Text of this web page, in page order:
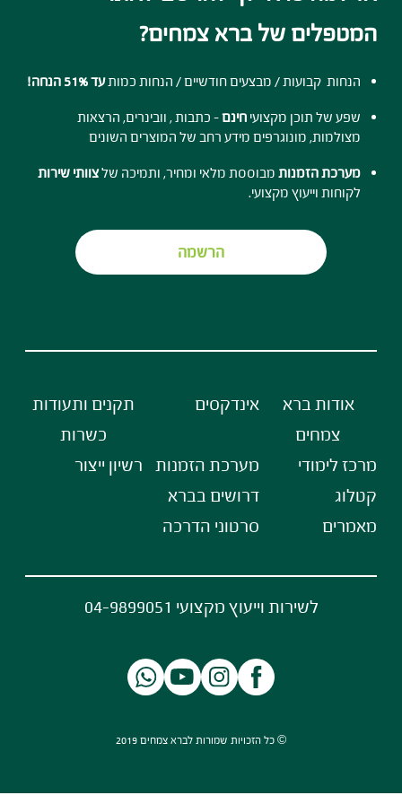
המטפלים של ברא צמחים?
הנחות קבועות / מבצעים חודשיים / הנחות כמותעד 51% הנחה!
שפע של תוכן מקצועיחינם- כתבות , וובינרים, הרצאות
מצולמות, מונוגרפים מידע רחב של המוצרים השונים
מערכת הזמנות מבוססת מלאי ומחיר, ותמיכה שלצוותי שירות
לקוחות וייעוץ מקצועי.
הרשמה
אודות ברא
צמחים
מרכז לימודי
קטלוג
מאמרים
אינדקסים
מערכת הזמנות
דרושים בברא
סרטוני הדרכה
תקנים ותעודות
כשרות
רשיון ייצור
לשירות וייעוץ מקצועי 04-9899051
© כל הזכויות שמורות לברא צמחים 2019